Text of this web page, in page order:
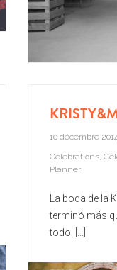
10 décembre 2014
Célébrations
Planner
La boda de la
terminó más
todo. [...]